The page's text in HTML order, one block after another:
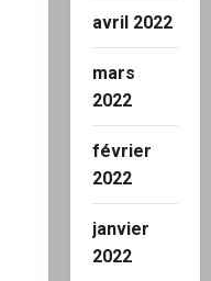
avril 2022
mars
2022
février
2022
janvier
2022